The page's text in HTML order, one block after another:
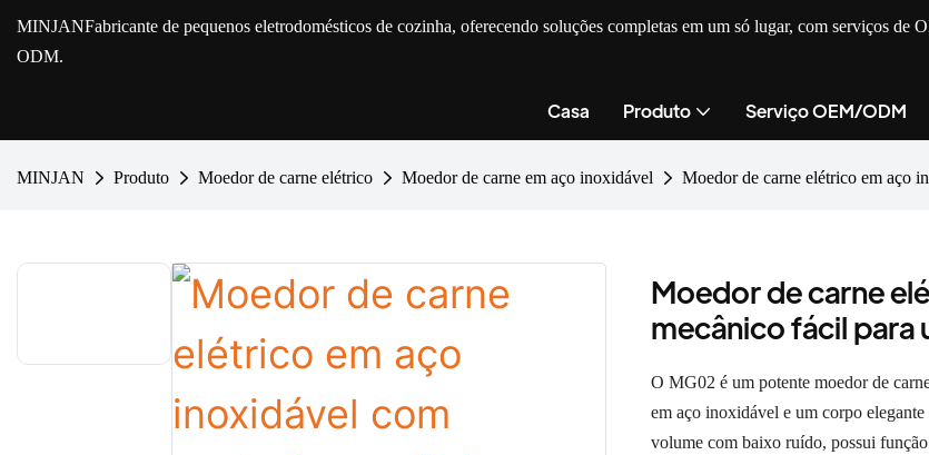
MINJANFabricante de pequenos eletrodomésticos de cozinha, oferecendo soluções completas em um só lugar, com serviços de
ODM.
Casa Produto Serviço OEM/ODM
MINJAN Produto Moedor de carne elétrico Moedor de carne em aço inoxidável Moedor de carne elétrico em aço
Moedor de carne
mecânico fácil
O MG02 é um potente moedor de
em aço inoxidável e um corpo
volume com baixo ruído, possui